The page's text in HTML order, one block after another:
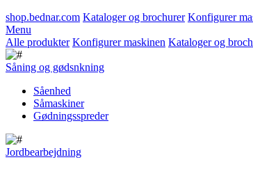
shop.bednar.com Kataloger og brochurer Konfigurer
Menu
Alle produkter Konfigurer maskinen Kataloger og
Såning og gødsnkning
Såenhed
Såmaskiner
Gødningsspreder
Jordbearbejdning